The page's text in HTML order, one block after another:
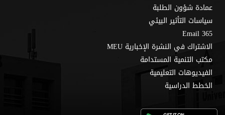
عمادة شؤون الطلبة
سياسات التأثير البيئي
Email 365
الاشتراك في النشرة الإخبارية MEU
مكتب التنمية المستدامة
الفيديوهات التعليمية
الخطط الدراسية